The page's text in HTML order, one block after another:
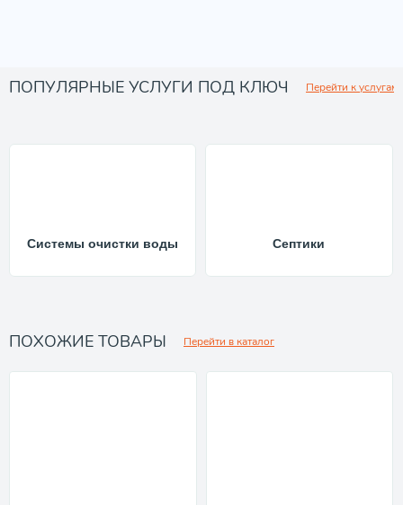
ПОПУЛЯРНЫЕ УСЛУГИ ПОД КЛЮЧ Перейти к услугам
Системы очистки воды Септики
ПОХОЖИЕ ТОВАРЫ Перейти в каталог